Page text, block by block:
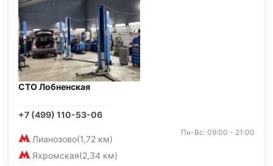
СТО Лобненская
+7 (499) 110-53-06
Лианозово(1,72 км)
Яхромская(2,34 км)
Пн-Вс: 09:00 - 21:00